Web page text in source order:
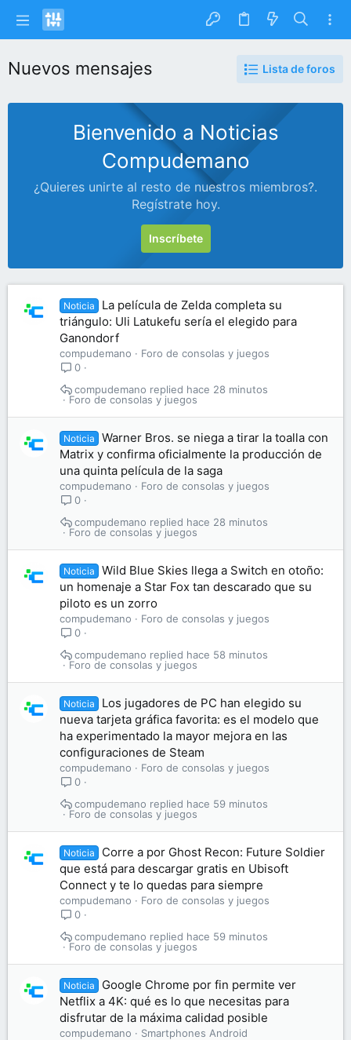
Nuevos mensajes Lista de foros
Bienvenido a Noticias
Compudemano
¿Quieres unirte al resto de nuestros miembros?.
Regístrate hoy.
Inscríbete
Noticia
La película de Zelda completa su
triángulo: Uli Latukefu sería el elegido para
Ganondorf
compudemano
Foro de consolas y juegos
0
Foro de consolas y juegos
hace 28 minutos
compudemano
Noticia
Warner Bros. se niega a tirar la toalla con
Matrix y confirma oficialmente la producción de
una quinta película de la saga
compudemano
Foro de consolas y juegos
0
Foro de consolas y juegos
hace 28 minutos
compudemano
Noticia
Wild Blue Skies llega a Switch en otoño:
un homenaje a Star Fox tan descarado que su
piloto es un zorro
compudemano
Foro de consolas y juegos
0
Foro de consolas y juegos
hace 58 minutos
compudemano
Noticia
Los jugadores de PC han elegido su
nueva tarjeta gráfica favorita: es el modelo que
ha experimentado la mayor mejora en las
configuraciones de Steam
compudemano
Foro de consolas y juegos
0
Foro de consolas y juegos
hace 59 minutos
compudemano
Noticia
Corre a por Ghost Recon: Future Soldier
que está para descargar gratis en Ubisoft
Connect y te lo quedas para siempre
compudemano
Foro de consolas y juegos
0
Foro de consolas y juegos
hace 59 minutos
compudemano
Noticia
Google Chrome por fin permite ver
Netflix a 4K: qué es lo que necesitas para
disfrutar de la máxima calidad posible
compudemano
Smartphones Android